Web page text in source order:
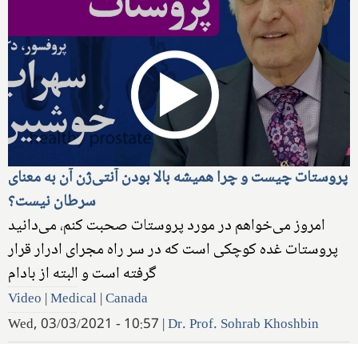
پروستات چیست و چرا همیشه بالا بودن آنتی‌ژن آن به معنای
سرطان نیست؟
امروز می‌خواهم در مورد پروستات صحبت کنم، می‌دانید
پروستات غده کوچکی است که در سر راه مجرای ادرار قرار
گرفته است و البته از بادام
Video |Medical|Canada
Wed, 03/03/2021 - 10:57 |Dr. Prof. Sohrab Khoshbin